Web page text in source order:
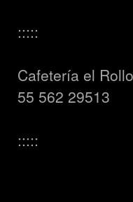
:::::
Cafetería el Rollo
55 562 29513
:::::